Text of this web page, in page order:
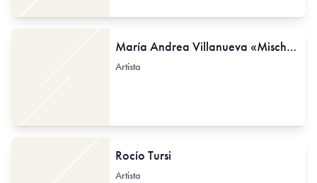
María Andrea Villanueva «Mischka Ippólita»
Artista
Rocío Tursi
Artista